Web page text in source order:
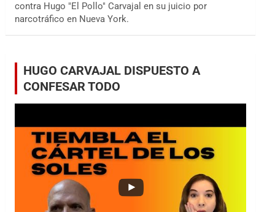
contra Hugo "El Pollo" Carvajal en su juicio por
narcotráfico en Nueva York.
HUGO CARVAJAL DISPUESTO A
CONFESAR TODO